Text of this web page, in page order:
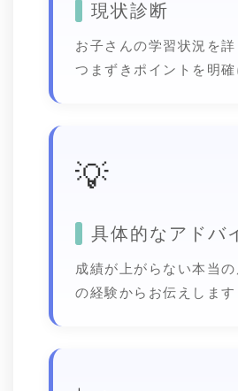
現状診断
お子さんの学習状況を詳
つまずきポイントを明確
💡
具体的なアドバ
成績が上がらない本当
の経験からお伝えします